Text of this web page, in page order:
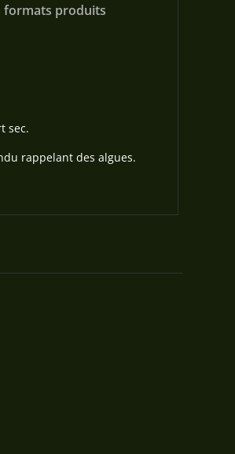
formats produits
sec.
rappelant des algues.